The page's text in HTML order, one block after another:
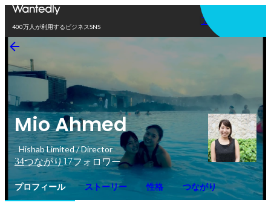
400万人が利用するビジネスSNS
アプリを使う
Mio Ahmed
Hishab Limited / Director
34つながり17フォロワー
プロフィール ストーリー 性格 つながり